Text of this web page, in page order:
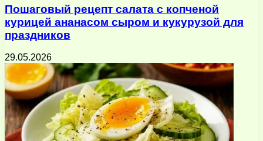
Пошаговый рецепт салата с копченой
курицей ананасом сыром и кукурузой для
праздников
29.05.2026